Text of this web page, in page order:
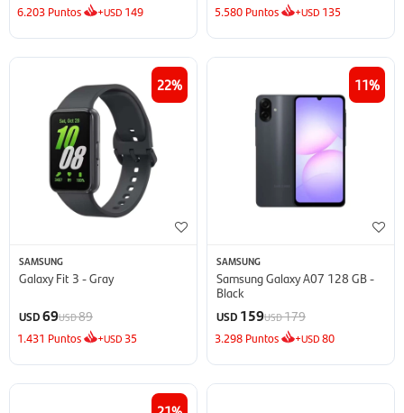
6.203 Puntos +USD 149 5.580 Puntos +USD 135
22
SAMSUNG
Galaxy Fit 3 - Gray
USD69USD89
1.431 Puntos +USD 35
11
SAMSUNG
Samsung Galaxy A07 128 GB -
Black
USD 159USD179
3.298 Puntos +USD80